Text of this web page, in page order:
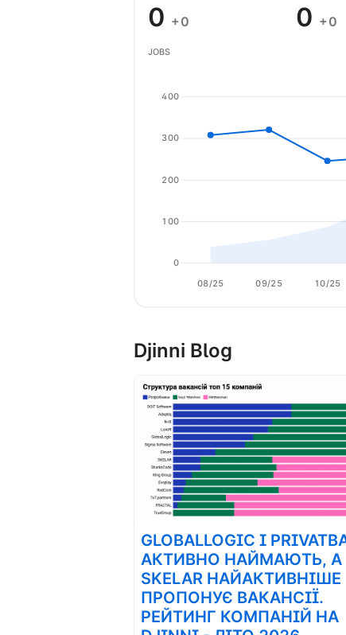
0 +0 0 +0
08/25 09/25 10/25
0
100
200
300
400
JOBS
Djinni Blog
GLOBALLOGIC І
АКТИВНО НАЙМАЮТЬ, А
SKELAR НАЙАКТИВНІШЕ
ПРОПОНУЄ ВАКАНСІЇ.
РЕЙТИНГ КОМПАНІЙ НА